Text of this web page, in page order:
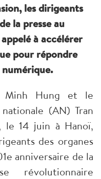
les dirigeants
la presse au
à accélérer
pour répondre
numérique.
Minh Hung et le
(AN) Tran
le 14 juin à Hanoï,
des organes
anniversaire de la
révolutionnaire